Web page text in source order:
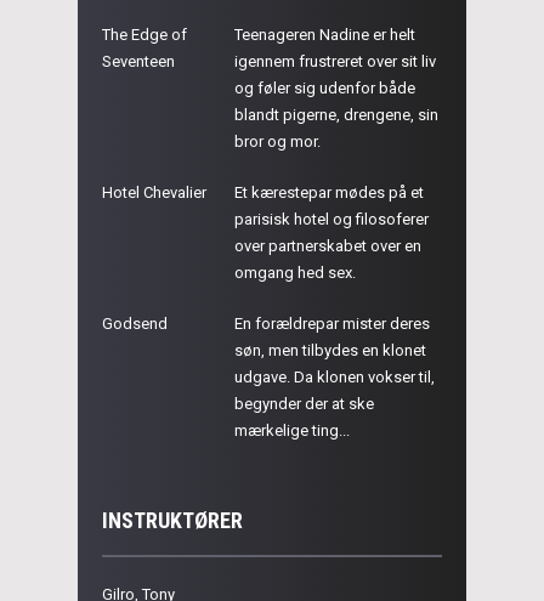
The Edge of
Seventeen
Teenageren Nadine er helt
igennem frustreret over sit liv
og føler sig udenfor både
blandt pigerne, drengene, sin
bror og mor.
Hotel Chevalier
Et kærestepar mødes på et
parisisk hotel og filosoferer
over partnerskabet over en
omgang hed sex.
Godsend
En forældrepar mister deres
søn, men tilbydes en klonet
udgave. Da klonen vokser til,
begynder der at ske
mærkelige ting...
INSTRUKTØRER
Gilro, Tony